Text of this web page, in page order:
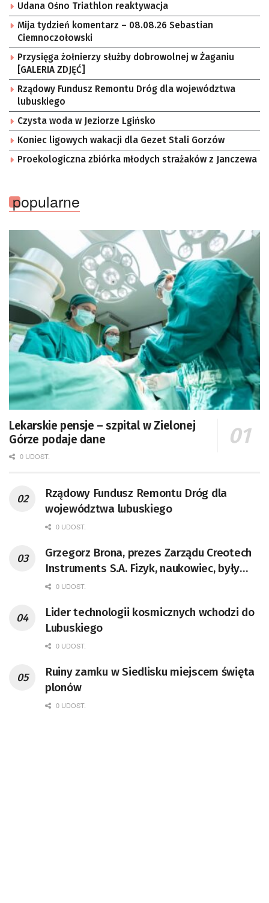
Udana Ośno Triathlon reaktywacja
Mija tydzień komentarz – 08.08.26 Sebastian
Ciemnoczołowski
Przysięga żołnierzy służby dobrowolnej w Żaganiu
[GALERIA ZDJĘĆ]
Rządowy Fundusz Remontu Dróg dla województwa
lubuskiego
Czysta woda w Jeziorze Lgińsko
Koniec ligowych wakacji dla Gezet Stali Gorzów
Proekologiczna zbiórka młodych strażaków z Janczewa
popularne
Lekarskie pensje – szpital w Zielonej
Górze podaje dane
0 UDOST.
Rządowy Fundusz Remontu Dróg dla
województwa lubuskiego
0 UDOST.
Grzegorz Brona, prezes Zarządu Creotech
Instruments S.A. Fizyk, naukowiec, były
pracownik CERN w Genewie,
doktor habilitowany nauk fizycznych,
koordynator Rady Sektorowej ds.
Kompetencji Przemysłu Lotniczo-
Badań Kosmicznych i Satelitarnych PAN.
0 UDOST.
Lider technologii kosmicznych wchodzi do
Lubuskiego
0 UDOST.
Ruiny zamku w Siedlisku miejscem święta
plonów
0 UDOST.